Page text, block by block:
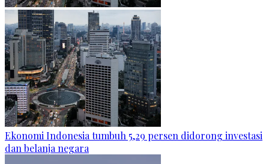
Ekonomi Indonesia tumbuh 5,29 persen didorong investasi
dan belanja negara